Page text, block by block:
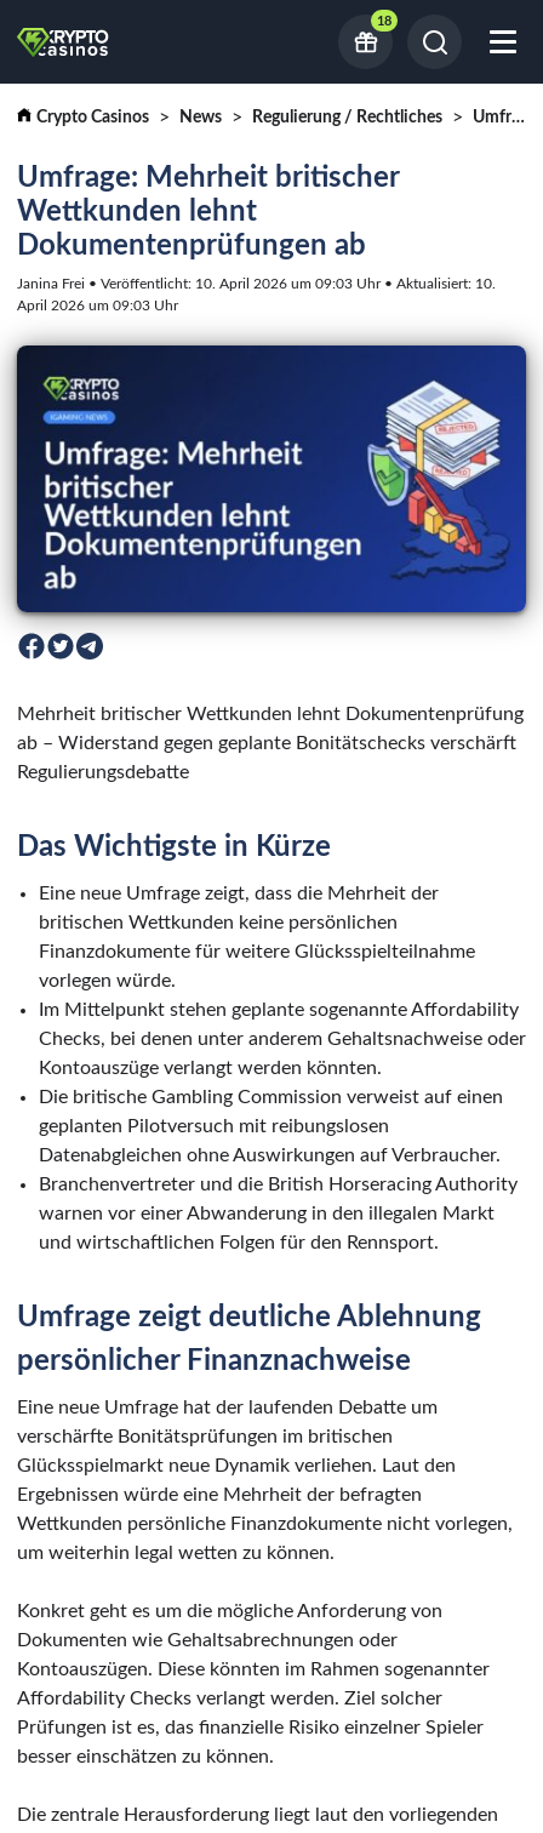
18
Crypto Casinos News Regulierung / Rechtliches Umfrage: Mehrheit britischer Wettkunden lehnt Dokumentenprüfungen ab
Umfrage: Mehrheit britischer
Wettkunden lehnt
Dokumentenprüfungen ab
Janina Frei • Veröffentlicht: 10. April 2026 um 09:03 Uhr • Aktualisiert: 10.
April 2026 um 09:03 Uhr
Mehrheit britischer Wettkunden lehnt Dokumentenprüfung
ab – Widerstand gegen geplante Bonitätschecks verschärft
Regulierungsdebatte
Das Wichtigste in Kürze
Eine neue Umfrage zeigt, dass die Mehrheit der
britischen Wettkunden keine persönlichen
Finanzdokumente für weitere Glücksspielteilnahme
vorlegen würde.
Im Mittelpunkt stehen geplante sogenannte Affordability
Checks, bei denen unter anderem Gehaltsnachweise oder
Kontoauszüge verlangt werden könnten.
Die britische Gambling Commission verweist auf einen
geplanten Pilotversuch mit reibungslosen
Datenabgleichen ohne Auswirkungen auf Verbraucher.
Branchenvertreter und die British Horseracing Authority
warnen vor einer Abwanderung in den illegalen Markt
und wirtschaftlichen Folgen für den Rennsport.
Umfrage zeigt deutliche Ablehnung
persönlicher Finanznachweise
Eine neue Umfrage hat der laufenden Debatte um
verschärfte Bonitätsprüfungen im britischen
Glücksspielmarkt neue Dynamik verliehen. Laut den
Ergebnissen würde eine Mehrheit der befragten
Wettkunden persönliche Finanzdokumente nicht vorlegen,
um weiterhin legal wetten zu können.
Konkret geht es um die mögliche Anforderung von
Dokumenten wie Gehaltsabrechnungen oder
Kontoauszügen. Diese könnten im Rahmen sogenannter
Affordability Checks verlangt werden. Ziel solcher
Prüfungen ist es, das finanzielle Risiko einzelner Spieler
besser einschätzen zu können.
Die zentrale Herausforderung liegt laut den vorliegenden